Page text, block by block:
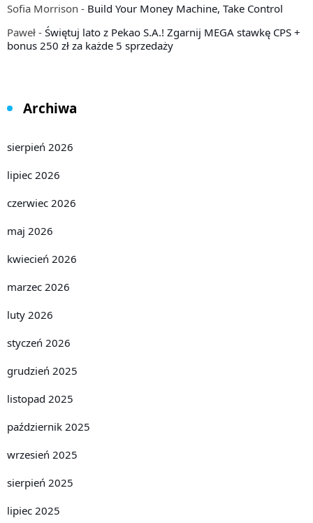
Sofia Morrison - Build Your Money Machine, Take Control
Paweł - Świętuj lato z Pekao S.A.! Zgarnij MEGA stawkę CPS +
bonus 250 zł za każde 5 sprzedaży
Archiwa
sierpień 2026
lipiec 2026
czerwiec 2026
maj 2026
kwiecień 2026
marzec 2026
luty 2026
styczeń 2026
grudzień 2025
listopad 2025
październik 2025
wrzesień 2025
sierpień 2025
lipiec 2025